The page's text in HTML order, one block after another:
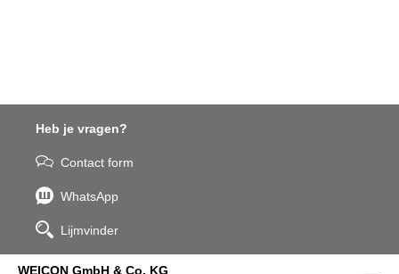
Heb je vragen?
Contact form
WhatsApp
Lijmvinder
WEICON GmbH & Co. KG